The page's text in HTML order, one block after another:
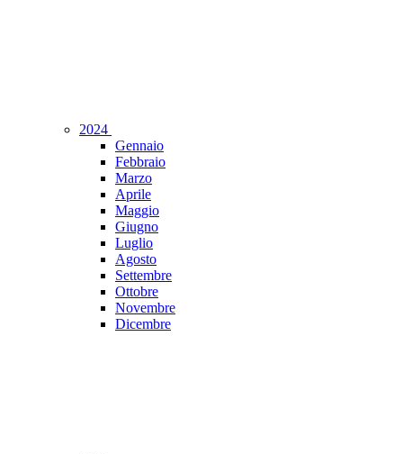
2024
Gennaio
Febbraio
Marzo
Aprile
Maggio
Giugno
Luglio
Agosto
Settembre
Ottobre
Novembre
Dicembre